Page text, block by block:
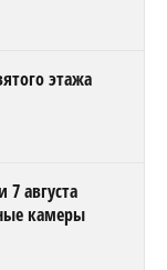
этажа
7 августа
камеры